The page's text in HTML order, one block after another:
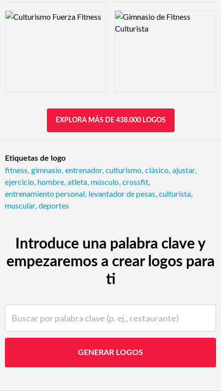
Logo Preview Image Logo Preview Image
EXPLORA MÁS DE 438.000 LOGOS
Etiquetas de logo
fitness gimnasio entrenador, culturismo clásico ajustar,
ejercicio hombre atleta músculo crossfit
entrenamiento personal levantador de pesas culturista
muscular, deportes
Introduce una palabra clave y
empezaremos a crear logos para
ti
GENERAR LOGOS